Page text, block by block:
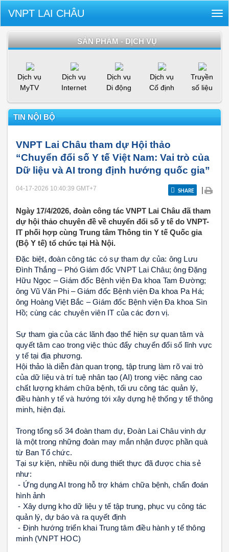
VNPT LAI CHÂU
SẢN PHẨM - DỊCH VỤ
Dịch vụ
MyTV
Dịch vụ
Internet
Dịch vụ
Di động
Dịch vụ
Cố định
Truyền
số liệu
TIN NỘI BỘ
VNPT Lai Châu tham dự Hội thảo
“Chuyển đổi số Y tế Việt Nam: Vai trò của
Dữ liệu và AI trong định hướng quốc gia”
04-17-2026 10:40:39 GMT+7 SHARE |
Ngày 17/4/2026, đoàn công tác VNPT Lai Châu đã tham
dự hội thảo chuyên đề về chuyển đổi số y tế do VNPT-
IT phối hợp cùng Trung tâm Thông tin Y tế Quốc gia
(Bộ Y tế) tổ chức tại Hà Nội.
Đặc biệt, đoàn công tác có sự tham dự của: ông Lưu
Đình Thắng – Phó Giám đốc VNPT Lai Châu; ông Đặng
Hữu Ngọc – Giám đốc Bệnh viện Đa khoa Tam Đường;
ông Vũ Văn Phi – Giám đốc Bệnh viện Đa khoa Pa Há;
ông Hoàng Việt Bắc – Giám đốc Bệnh viện Đa khoa Sìn
Hồ; cùng các chuyên viên IT của các đơn vị.
Sự tham gia của các lãnh đạo thể hiện sự quan tâm và
quyết tâm cao trong việc thúc đẩy chuyển đổi số lĩnh vực
y tế tại địa phương.
Hội thảo là diễn đàn quan trọng, tập trung làm rõ vai trò
của dữ liệu và trí tuệ nhân tạo (AI) trong việc nâng cao
chất lượng khám chữa bệnh, tối ưu công tác quản lý,
điều hành y tế và hướng tới xây dựng hệ thống y tế thông
minh, hiện đại.
Trong tổng số 34 đoàn tham dự, Đoàn Lai Châu vinh dự
là một trong những đoàn may mắn nhận được phần quà
từ Ban Tổ chức.
Tại sự kiện, nhiều nội dung thiết thực đã được chia sẻ
như:
- Ứng dụng AI trong hỗ trợ khám chữa bệnh, chẩn đoán
hình ảnh
- Xây dựng kho dữ liệu y tế tập trung, phục vụ công tác
quản lý, dự báo và ra quyết định
- Định hướng triển khai Trung tâm điều hành y tế thông
minh (VNPT HOC)